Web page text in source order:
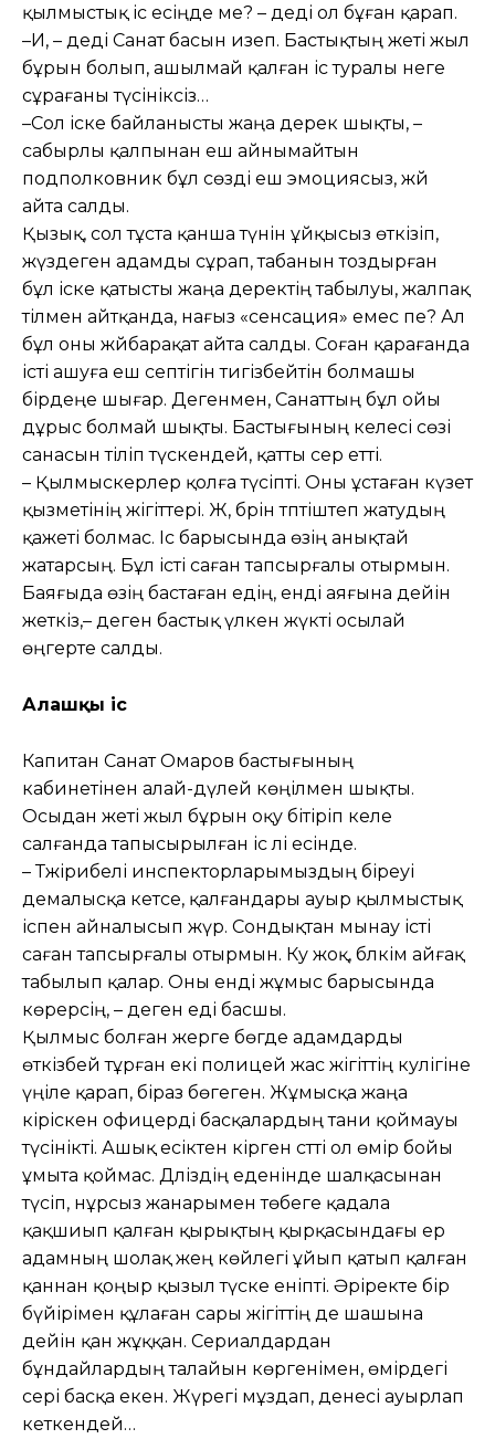
қылмыстық іс есіңде ме? – деді ол бұған қарап.
–Иә, – деді Санат басын изеп. Бас­тықтың жеті жыл
бұрын болып, ашылмай қалған іс туралы неге
сұрағаны түсініксіз…
–Сол іске байланысты жаңа дерек шықты, –
сабырлы қалпынан еш айны­майтын
подполковник бұл сөзді еш эмо­циясыз, жәй
айта салды.
Қызық, сол тұста қанша түнін ұйқысыз өткізіп,
жүздеген адамды сұрап, табанын тоздырған
бұл іске қатысты жаңа деректің табылуы, жалпақ
тілмен айтқанда, нағыз «сенсация» емес пе? Ал
бұл оны жәйба­рақат айта салды. Соған қарағанда
істі ашуға еш септігін тигізбейтін болмашы
бірдеңе шығар. Дегенмен, Санаттың бұл ойы
дұрыс болмай шықты. Бастығының келесі сөзі
санасын тіліп түскендей, қатты әсер етті.
– Қылмыскерлер қолға түсіпті. Оны ұстаған күзет
қызметінің жігіттері. Жә, бәрін тәптіштеп жатудың
қажеті болмас. Іс барысында өзің анықтай
жатарсың. Бұл істі саған тапсырғалы отырмын.
Баяғыда өзің бастаған едің, енді аяғына дейін
жеткіз,– деген бастық үлкен жүкті осылай
өңгерте салды.
Алғашқы іс
Капитан Санат Омаров бастығының
кабинетінен алай-дүлей көңілмен шықты.
Осыдан жеті жыл бұрын оқу бітіріп келе
салғанда тапысырылған іс әлі есінде.
– Тәжірибелі инспекторларымыздың біреуі
демалысқа кетсе, қалғандары ауыр қылмыстық
іспен айналысып жүр. Сондықтан мынау істі
саған тапсырғалы отырмын. Куә жоқ, бәлкім айғақ
табылып қалар. Оны енді жұмыс барысында
көрерсің, – деген еді басшы.
Қылмыс болған жерге бөгде адам­дарды
өткізбей тұрған екі полицей жас жігіттің куәлігіне
үңіле қарап, біраз бөгеген. Жұмысқа жаңа
кіріскен офи­церді басқалардың тани қоймауы
түсінік­ті. Ашық есіктен кірген сәтті ол өмір бойы
ұмыта қоймас. Дәліздің еденінде шалқасынан
түсіп, нұрсыз жанарымен төбеге қадала
қақшиып қалған қырықтың қырқасындағы ер
адамның шолақ жең көйлегі ұйып қатып қалған
қаннан қоңыр қызыл түске еніпті. Әріректе бір
бүйірімен құлаған сары жігіттің де шашына
дейін қан жұққан. Сериалдардан
бұндайлардың талайын көргенімен, өмірдегі
әсері басқа екен. Жүрегі мұздап, денесі ауырлап
кеткендей…